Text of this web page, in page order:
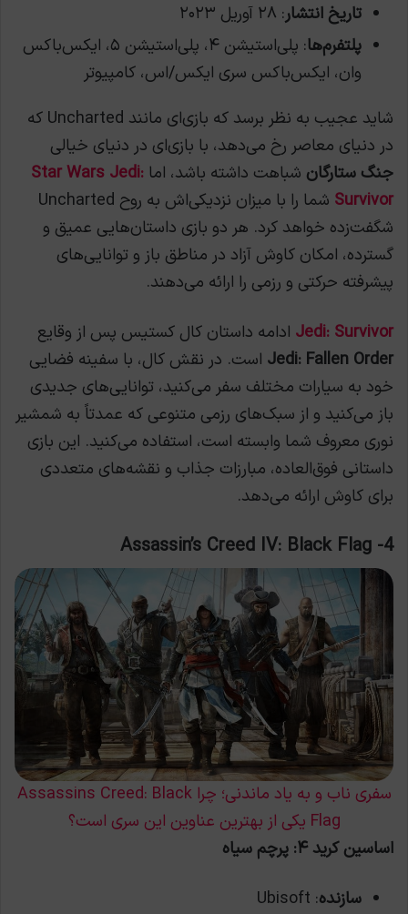
تاریخ انتشار: ۲۸ آوریل ۲۰۲۳
پلتفرم‌ها
: پلی‌استیشن ۴، پلی‌استیشن ۵، ایکس‌باکس
وان، ایکس‌باکس سری ایکس/اس، کامپیوتر
شاید عجیب به نظر برسد که بازی‌ای مانند Uncharted که
در دنیای معاصر رخ می‌دهد، با بازی‌ای در دنیای خیالی
جنگ ستارگان شباهت داشته باشد، اما Star Wars Jedi:
Survivor
شما را با میزان نزدیکی‌اش به روح Uncharted
شگفت‌زده خواهد کرد. هر دو بازی داستان‌هایی عمیق و
گسترده، امکان کاوش آزاد در مناطق باز و توانایی‌های
پیشرفته حرکتی و رزمی را ارائه می‌دهند.
Jedi: Survivor ادامه داستان کال کستیس پس از وقایع
Jedi: Fallen Order است. در نقش کال، با سفینه فضایی
خود به سیارات مختلف سفر می‌کنید، توانایی‌های جدیدی
باز می‌کنید و از سبک‌های رزمی متنوعی که عمدتاً به شمشیر
نوری معروف شما وابسته است، استفاده می‌کنید. این بازی
داستانی فوق‌العاده، مبارزات جذاب و نقشه‌های متعددی
برای کاوش ارائه می‌دهد.
4-
Assassin’s Creed IV: Black Flag
سفری ناب و به یاد ماندنی؛ چرا Assassins Creed: Black
Flag یکی از بهترین عناوین این سری است؟
اساسین کرید ۴: پرچم سیاه
سازنده: Ubisoft